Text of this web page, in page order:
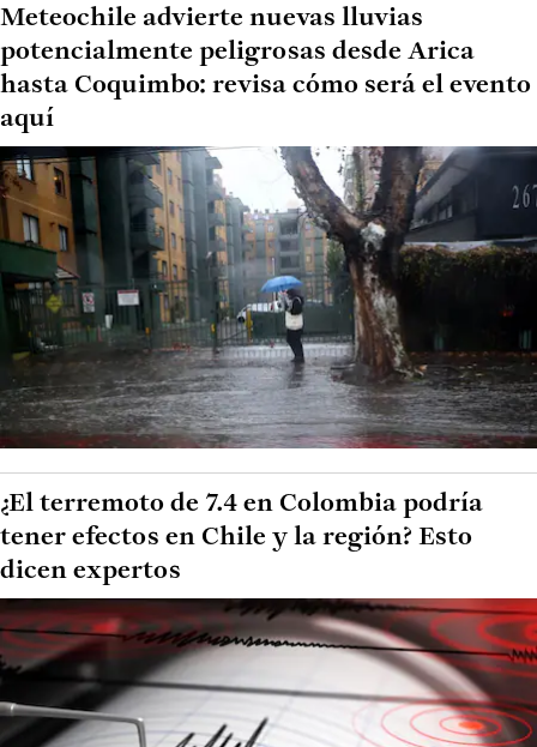
Meteochile advierte nuevas lluvias
potencialmente peligrosas desde Arica
hasta Coquimbo: revisa cómo será el evento
aquí
¿El terremoto de 7.4 en Colombia podría
tener efectos en Chile y la región? Esto
dicen expertos